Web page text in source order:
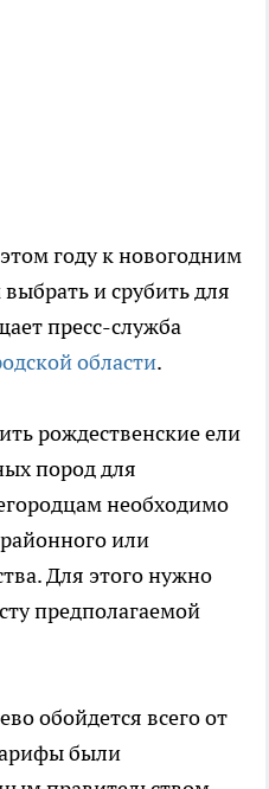
году к новогодним
и срубить для
пресс-служба
области.
рождественские ели
пород для
необходимо
или
Для этого нужно
предполагаемой
обойдется всего от
были